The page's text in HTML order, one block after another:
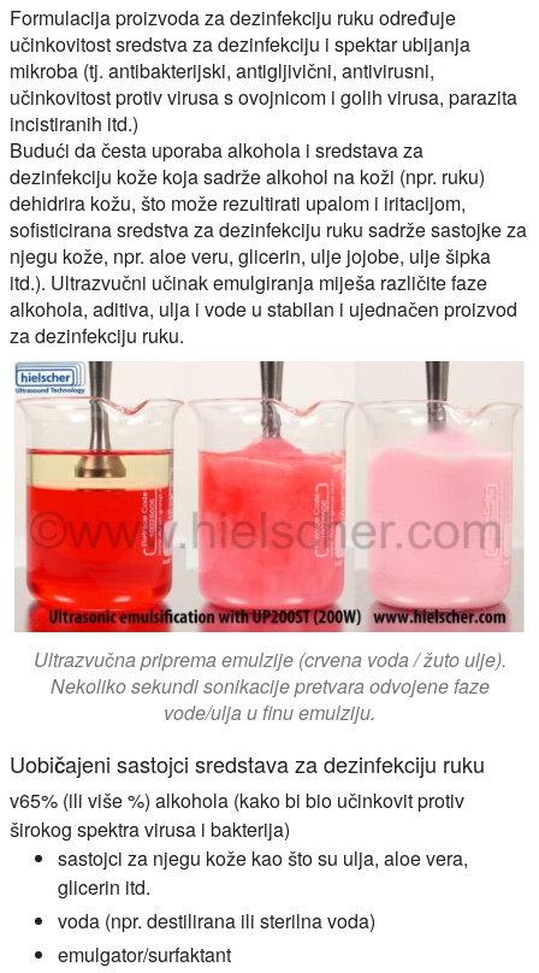
Formulacija proizvoda za dezinfekciju ruku određuje
učinkovitost sredstva za dezinfekciju i spektar ubijanja
mikroba (tj. antibakterijski, antigljivični, antivirusni,
učinkovitost protiv virusa s ovojnicom i golih virusa, parazita
incistiranih itd.)
Budući da česta uporaba alkohola i sredstava za
dezinfekciju kože koja sadrže alkohol na koži (npr. ruku)
dehidrira kožu, što može rezultirati upalom i iritacijom,
sofisticirana sredstva za dezinfekciju ruku sadrže sastojke za
njegu kože, npr. aloe veru, glicerin, ulje jojobe, ulje šipka
itd.). Ultrazvučni učinak emulgiranja miješa različite faze
alkohola, aditiva, ulja i vode u stabilan i ujednačen proizvod
za dezinfekciju ruku.
Ultrazvučna priprema emulzije (crvena voda / žuto ulje).
Nekoliko sekundi sonikacije pretvara odvojene faze
vode/ulja u finu emulziju.
Uobičajeni sastojci sredstava za dezinfekciju ruku
v65% (ili više %) alkohola (kako bi bio učinkovit protiv
širokog spektra virusa i bakterija)
sastojci za njegu kože kao što su ulja, aloe vera,
glicerin itd.
voda (npr. destilirana ili sterilna voda)
emulgator/surfaktant